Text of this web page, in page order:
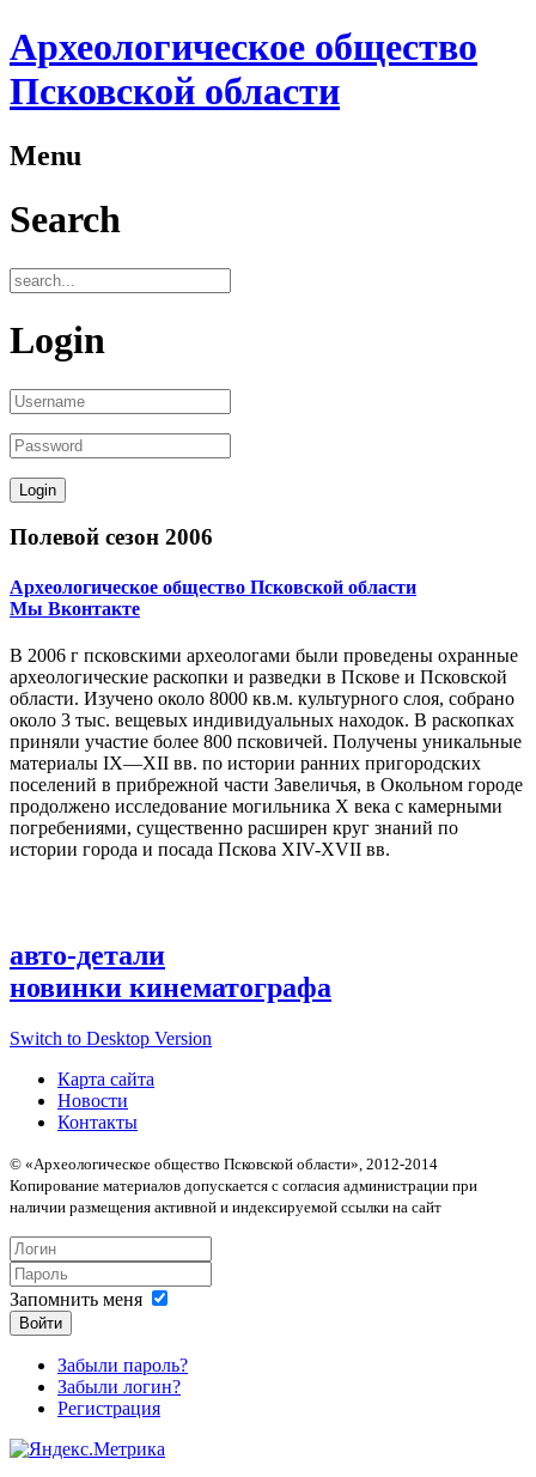
Археологическое общество
Псковской области
Menu
Search
Login
Полевой сезон 2006
Археологическое общество Псковской области
Мы Вконтакте
В 2006 г псковскими археологами были проведены охранные
археологические раскопки и разведки в Пскове и Псковской
области. Изучено около 8000 кв.м. культурного слоя, собрано
около 3 тыс. вещевых индивидуальных находок. В раскопках
приняли участие более 800 псковичей. Получены уникальные
материалы IX—XII вв. по истории ранних пригородских
поселений в прибрежной части Завеличья, в Окольном городе
продолжено исследование могильника X века с камерными
погребениями, существенно расширен круг знаний по
истории города и посада Пскова XIV-XVII вв.
авто-детали
новинки кинематографа
Switch to Desktop Version
Карта сайта
Новости
Контакты
© «Археологическое общество Псковской области», 2012-2014
Копирование материалов допускается с согласия администрации при
наличии размещения активной и индексируемой ссылки на сайт
Запомнить меня
Войти
Забыли пароль?
Забыли логин?
Регистрация